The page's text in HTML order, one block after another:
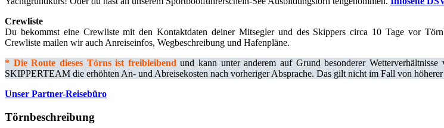
Crewliste
Du bekommst eine Crewliste mit den Kontaktdaten deiner Mitsegler und des Skippers circa 10 Tage vor
Crewliste mailen wir auch Anreiseinfos, Wegbeschreibung und Hafenpläne.
* Die Route dieses Törns ist freibleibend und kann unter anderem auf Grund besonderer
SKIPPERTEAM die erhöhten An- und Abreisekosten nach vorheriger Absprache. Das gilt nicht im Fall von
Unser Partner-Reisebüro
Törnbeschreibung